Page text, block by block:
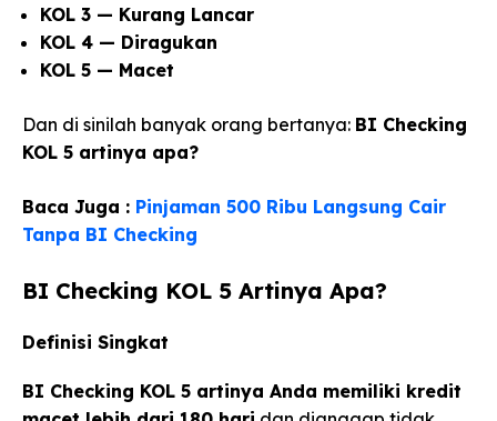
KOL 3 — Kurang Lancar
KOL 4 — Diragukan
KOL 5 — Macet
Dan di sinilah banyak orang bertanya: BI Checking
KOL 5 artinya apa?
Baca Juga : Pinjaman 500 Ribu Langsung Cair
Tanpa BI Checking
BI Checking KOL 5 Artinya Apa?
Definisi Singkat
BI Checking KOL 5 artinya Anda memiliki kredit